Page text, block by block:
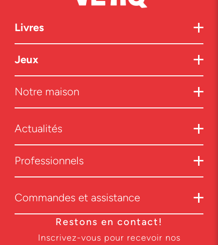
Livres
Jeux
Notre maison
Actualités
Professionnels
Commandes et assistance
Restons en contact!
Inscrivez-vous pour recevoir nos